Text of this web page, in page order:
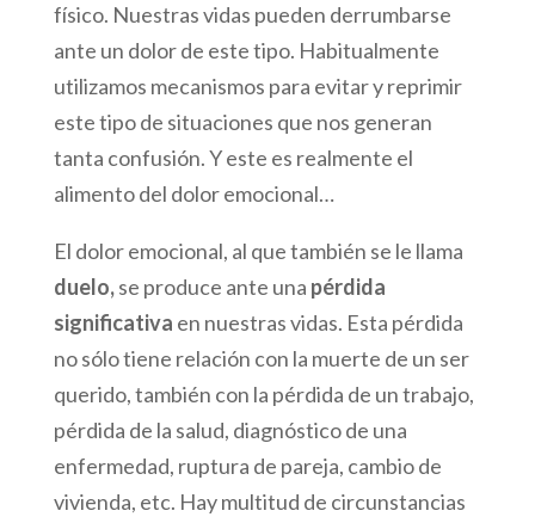
físico. Nuestras vidas pueden derrumbarse
ante un dolor de este tipo. Habitualmente
utilizamos mecanismos para evitar y reprimir
este tipo de situaciones que nos generan
tanta confusión. Y este es realmente el
alimento del dolor emocional…
El dolor emocional, al que también se le llama
duelo,se produce ante una pérdida
significativa en nuestras vidas. Esta pérdida
no sólo tiene relación con la muerte de un ser
querido, también con la pérdida de un trabajo,
pérdida de la salud, diagnóstico de una
enfermedad, ruptura de pareja, cambio de
vivienda, etc. Hay multitud de circunstancias